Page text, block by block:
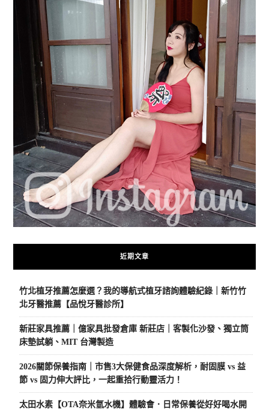
近期文章
竹北植牙推薦怎麼選？我的導航式植牙諮詢體驗紀錄｜新竹竹
北牙醫推薦【品悅牙醫診所】
新莊家具推薦｜億家具批發倉庫 新莊店｜客製化沙發、獨立筒
床墊試躺、MIT 台灣製造
2026關節保養指南｜市售3大保健食品深度解析，耐固膜 vs 益
節 vs 固力伸大評比，一起重拾行動靈活力！
太田水素【OTA奈米氫水機】體驗會．日常保養從好好喝水開